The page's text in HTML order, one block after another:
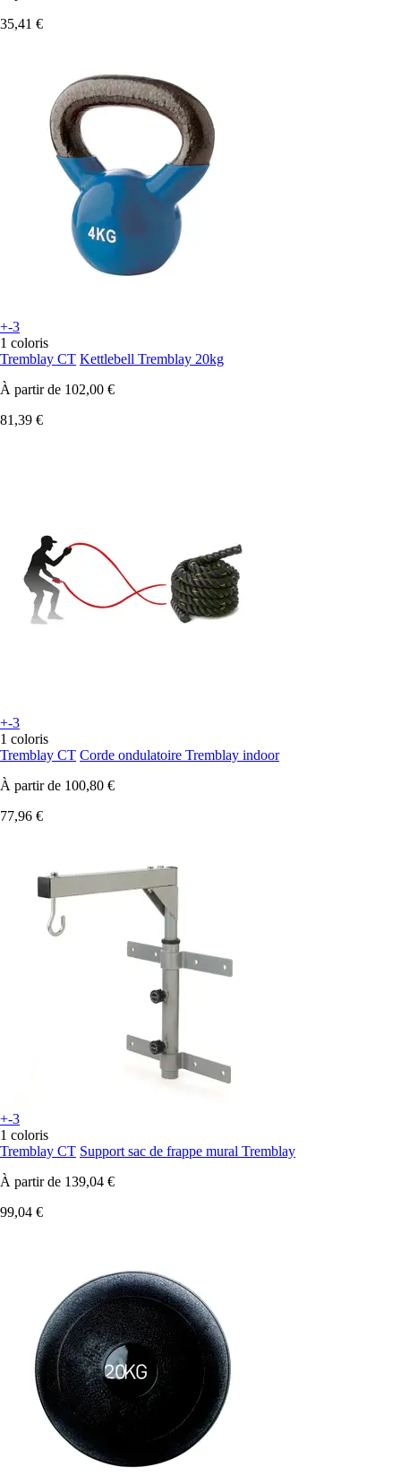
35,41 €
+-3
1 coloris
Tremblay CT Kettlebell Tremblay 20kg
À partir de 102,00 €
81,39 €
+-3
1 coloris
Tremblay CT Corde ondulatoire Tremblay indoor
À partir de 100,80 €
77,96 €
+-3
1 coloris
Tremblay CT Support sac de frappe mural Tremblay
À partir de 139,04 €
99,04 €